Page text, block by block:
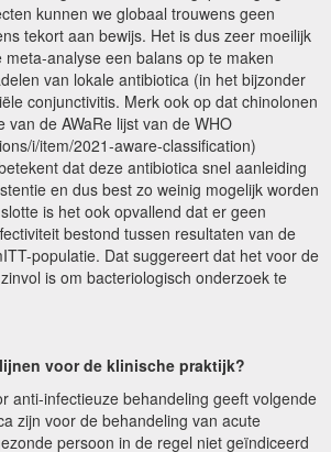
kunnen we globaal trouwens geen
tekort aan bewijs. Het is dus zeer moeilijk
analyse een balans op te maken
van lokale antibiotica (in het bijzonder
conjunctivitis. Merk ook op dat chinolonen
van de AWaRe lijst van de WHO
i/item/2021-aware-classification)
dat deze antibiotica snel aanleiding
en dus best zo weinig mogelijk worden
is het ook opvallend dat er geen
bestond tussen resultaten van de
populatie. Dat suggereert dat het voor de
is om bacteriologisch onderzoek te
voor de klinische praktijk?
anti-infectieuze behandeling geeft volgende
zijn voor de behandeling van acute
persoon in de regel niet geïndiceerd